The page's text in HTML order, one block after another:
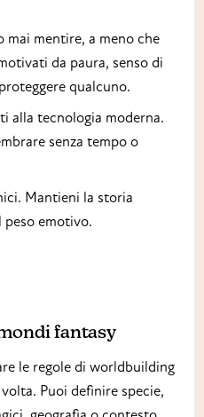
mai mentire, a meno che
da paura, senso di
qualcuno.
alla tecnologia moderna.
senza tempo o
Mantieni la storia
peso emotivo.
fantasy
le regole di worldbuilding
Puoi definire specie,